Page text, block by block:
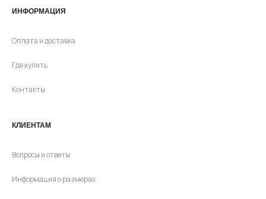
ИНФОРМАЦИЯ
Оплата и доставка
Где купить
Контакты
КЛИЕНТАМ
Вопросы и ответы
Информация о размерах